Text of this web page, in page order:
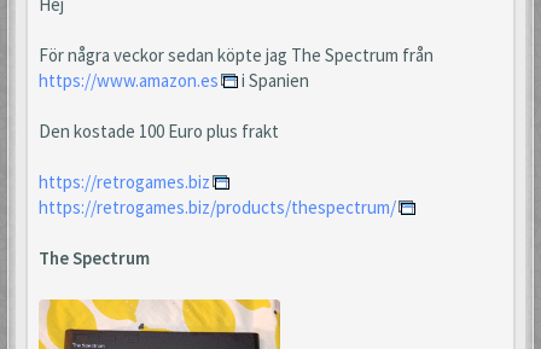
För några veckor sedan köpte jag The Spectrum från
https://www.amazon.es
i Spanien
Den kostade 100 Euro plus frakt
https://retrogames.biz
https://retrogames.biz/products/thespectrum/
The Spectrum